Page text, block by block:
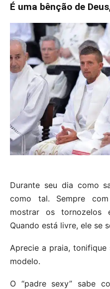
É uma bênção de
Durante seu dia como
como tal. Sempre
mostrar os tornozelos
Quando está livre, ele se
Aprecie a praia,
modelo.
O “padre sexy” sabe